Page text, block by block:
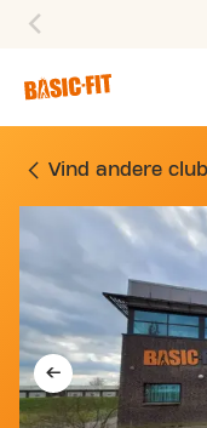
Vind andere